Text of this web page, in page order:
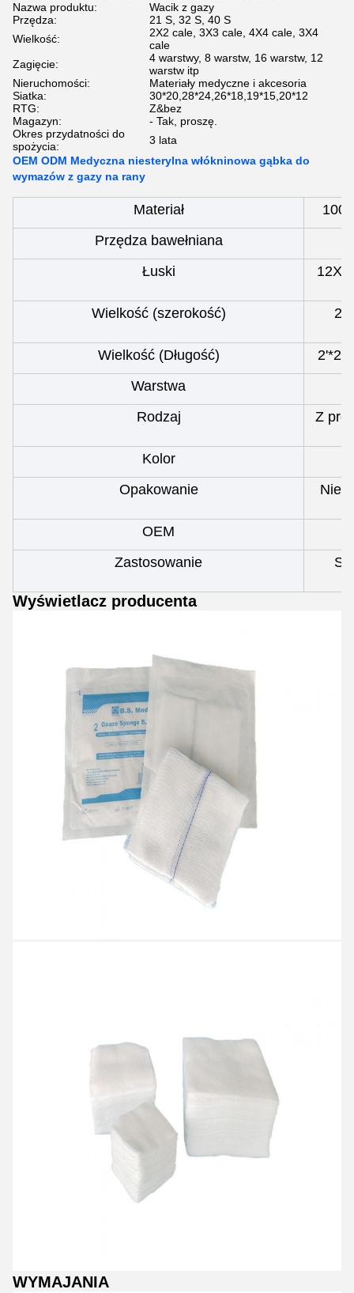
Nazwa produktu:
Wacik z gazy
Przędza:
21 S, 32 S, 40 S
Wielkość:
2X2 cale, 3X3 cale, 4X4 cale, 3X4
cale
Zagięcie:
4 warstwy, 8 warstw, 16 warstw, 12
warstw itp
Nieruchomości:
Materiały medyczne i akcesoria
Siatka:
30*20,28*24,26*18,19*15,20*12
RTG:
Z&bez
Magazyn:
- Tak, proszę.
Okres przydatności do
spożycia:
3 lata
OEM ODM Medyczna niesterylna włókninowa gąbka do
wymazów z gazy na rany
Materiał
Przędza bawełniana
Łuski
Wielkość (szerokość)
Wielkość (Długość)
Warstwa
Rodzaj
Z
Kolor
Opakowanie
Nie-
OEM
Zastosowanie
Wyświetlacz producenta
WYMAJANIA